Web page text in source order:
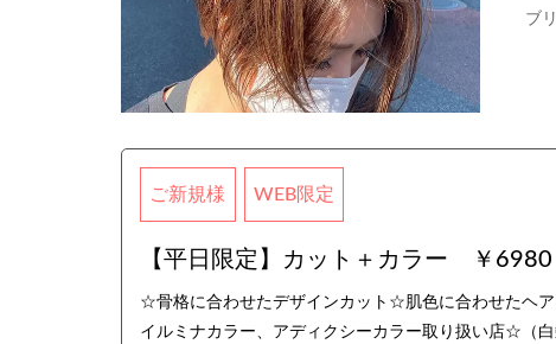
ブ
ご新規様 WEB限定
【平日限定】カット＋カラー ￥6980
☆骨格に合わせたデザインカット☆肌色に合わせたヘ
イルミナカラー、アディクシーカラー取り扱い店☆（白